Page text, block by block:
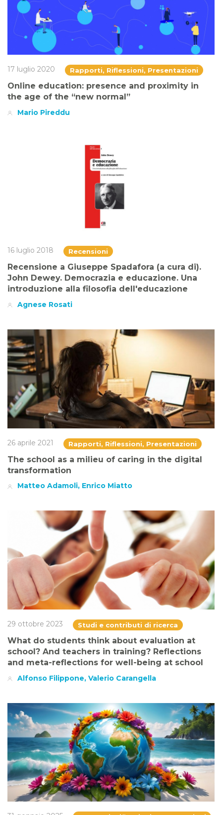
17 luglio 2020 Rapporti, Riflessioni, Presentazioni
Online education: presence and proximity in
the age of the “new normal”
Mario Pireddu
16 luglio 2018 Recensioni
Recensione a Giuseppe Spadafora (a cura di).
John Dewey. Democrazia e educazione. Una
introduzione alla filosofia dell'educazione
Agnese Rosati
26 aprile 2021 Rapporti, Riflessioni, Presentazioni
The school as a milieu of caring in the digital
transformation
Matteo Adamoli, Enrico Miatto
29 ottobre 2023 Studi e contributi di ricerca
What do students think about evaluation at
school? And teachers in training? Reflections
and meta-reflections for well-being at school
Alfonso Filippone, Valerio Carangella